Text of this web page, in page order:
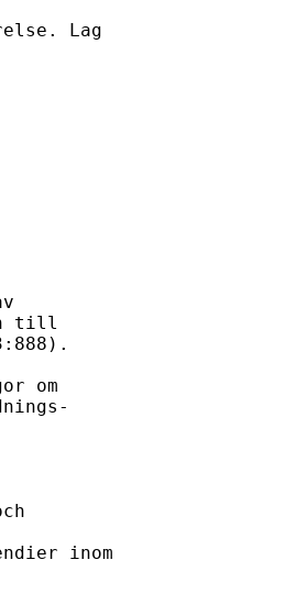
Lag
till
om
inom